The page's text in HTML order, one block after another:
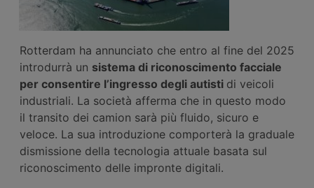
Rotterdam ha annunciato che entro al fine del 2025
introdurrà un sistema di riconoscimento facciale
per consentire l’ingresso degli autisti di veicoli
industriali. La società afferma che in questo modo
il transito dei camion sarà più fluido, sicuro e
veloce. La sua introduzione comporterà la graduale
dismissione della tecnologia attuale basata sul
riconoscimento delle impronte digitali.